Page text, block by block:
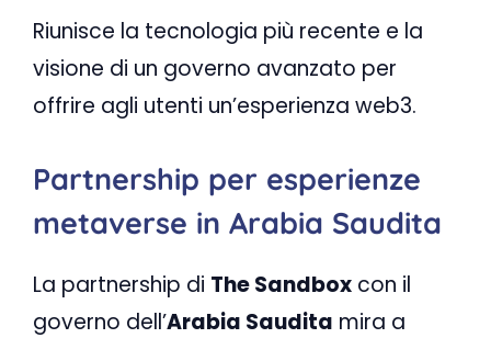
Riunisce la tecnologia più recente e la
visione di un governo avanzato per
offrire agli utenti un’esperienza web3.
Partnership per esperienze
metaverse in Arabia Saudita
La partnership di The Sandbox con il
governo dell’Arabia Saudita mira a